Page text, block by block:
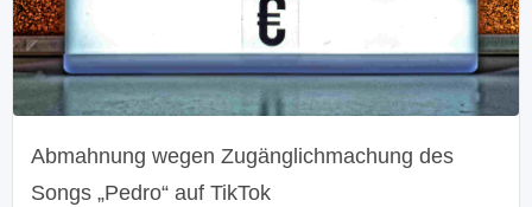
Abmahnung wegen Zugänglichmachung des
Songs „Pedro“ auf TikTok